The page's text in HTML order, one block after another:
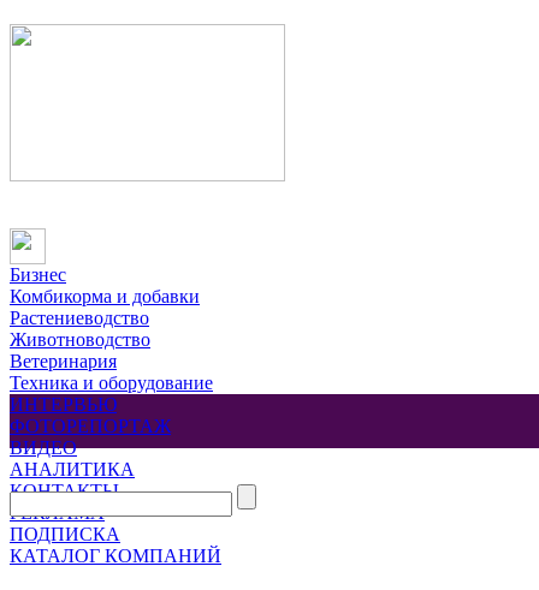
Бизнес
Комбикорма и добавки
Растениеводство
Животноводство
Ветеринария
Техника и оборудование
ИНТЕРВЬЮ
ФОТОРЕПОРТАЖ
ВИДЕО
АНАЛИТИКА
КОНТАКТЫ
РЕКЛАМА
ПОДПИСКА
КАТАЛОГ КОМПАНИЙ